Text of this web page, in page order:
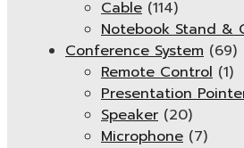
Cable (114)
Notebook Stand &
Conference System (69)
Remote Control (1)
Presentation
Speaker (20)
Microphone (7)